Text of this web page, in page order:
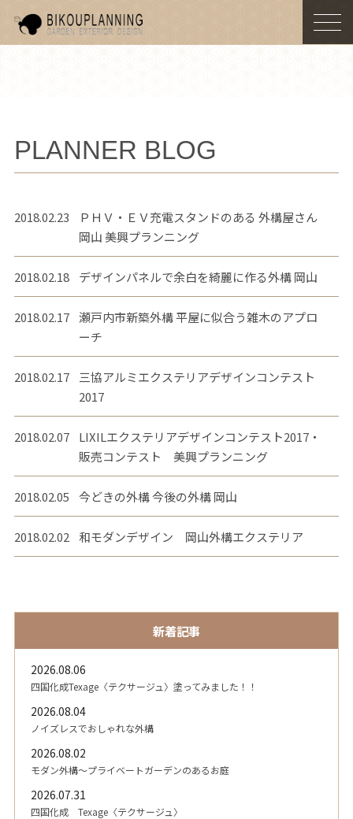
PLANNER BLOG
2018.02.23
ＰＨＶ・ＥＶ充電スタンドのある 外構屋さん
岡山 美興プランニング
2018.02.18 デザインパネルで余白を綺麗に作る外構 岡山
2018.02.17 瀬戸内市新築外構 平屋に似合う雑木のアプロ
ーチ
2018.02.17
三協アルミエクステリアデザインコンテスト
2017
2018.02.07
LIXILエクステリアデザインコンテスト2017・
販売コンテスト 美興プランニング
2018.02.05 今どきの外構 今後の外構 岡山
2018.02.02 和モダンデザイン 岡山外構エクステリア
新着記事
2026.08.06
四国化成Texage〈テクサージュ〉塗ってみました！！
2026.08.04
ノイズレスでおしゃれな外構
2026.08.02
モダン外構～プライベートガーデンのあるお庭
2026.07.31
四国化成 Texage〈テクサージュ〉